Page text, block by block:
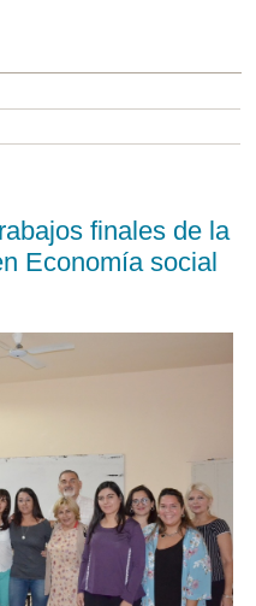
finales de la
Economía social